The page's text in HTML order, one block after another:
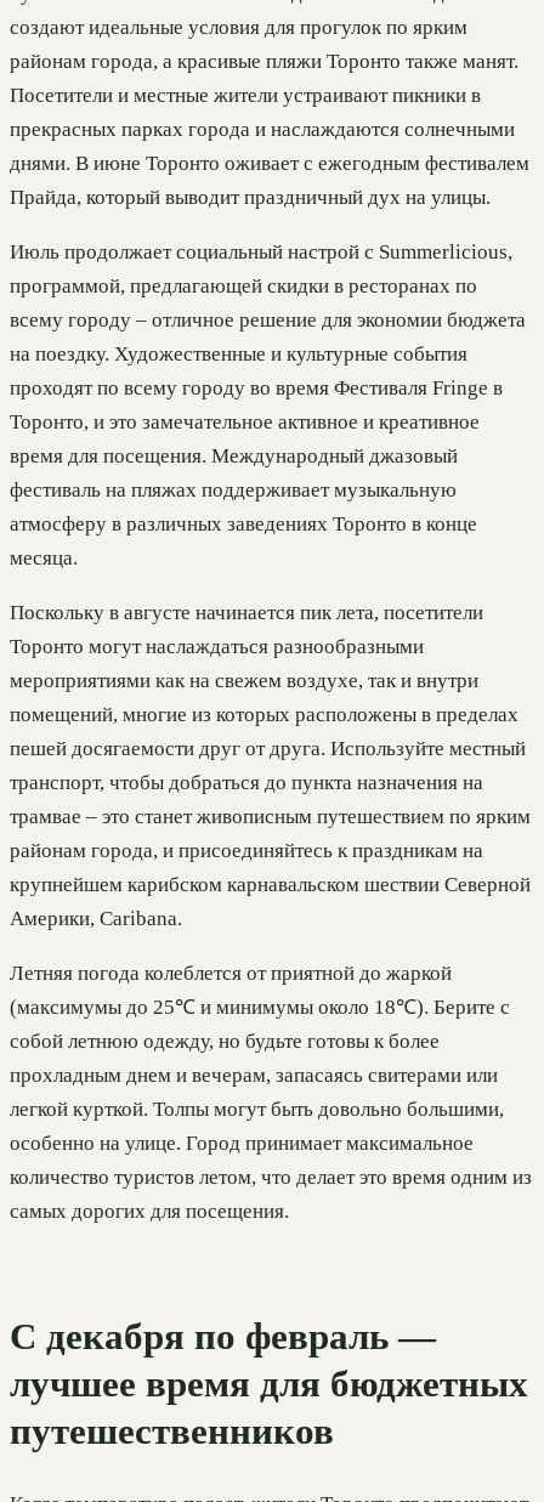
создают идеальные условия для прогулок по ярким
районам города, а красивые пляжи Торонто также манят.
Посетители и местные жители устраивают пикники в
прекрасных парках города и наслаждаются солнечными
днями. В июне Торонто оживает с ежегодным фестивалем
Прайда, который выводит праздничный дух на улицы.
Июль продолжает социальный настрой с Summerlicious,
программой, предлагающей скидки в ресторанах по
всему городу – отличное решение для экономии бюджета
на поездку. Художественные и культурные события
проходят по всему городу во время Фестиваля Fringe в
Торонто, и это замечательное активное и креативное
время для посещения. Международный джазовый
фестиваль на пляжах поддерживает музыкальную
атмосферу в различных заведениях Торонто в конце
месяца.
Поскольку в августе начинается пик лета, посетители
Торонто могут наслаждаться разнообразными
мероприятиями как на свежем воздухе, так и внутри
помещений, многие из которых расположены в пределах
пешей досягаемости друг от друга. Используйте местный
транспорт, чтобы добраться до пункта назначения на
трамвае – это станет живописным путешествием по ярким
районам города, и присоединяйтесь к праздникам на
крупнейшем карибском карнавальском шествии Северной
Америки, Caribana.
Летняя погода колеблется от приятной до жаркой
(максимумы до 25℃ и минимумы около 18℃). Берите с
собой летнюю одежду, но будьте готовы к более
прохладным днем и вечерам, запасаясь свитерами или
легкой курткой. Толпы могут быть довольно большими,
особенно на улице. Город принимает максимальное
количество туристов летом, что делает это время одним из
самых дорогих для посещения.
С декабря по февраль —
лучшее время для бюджетных
путешественников